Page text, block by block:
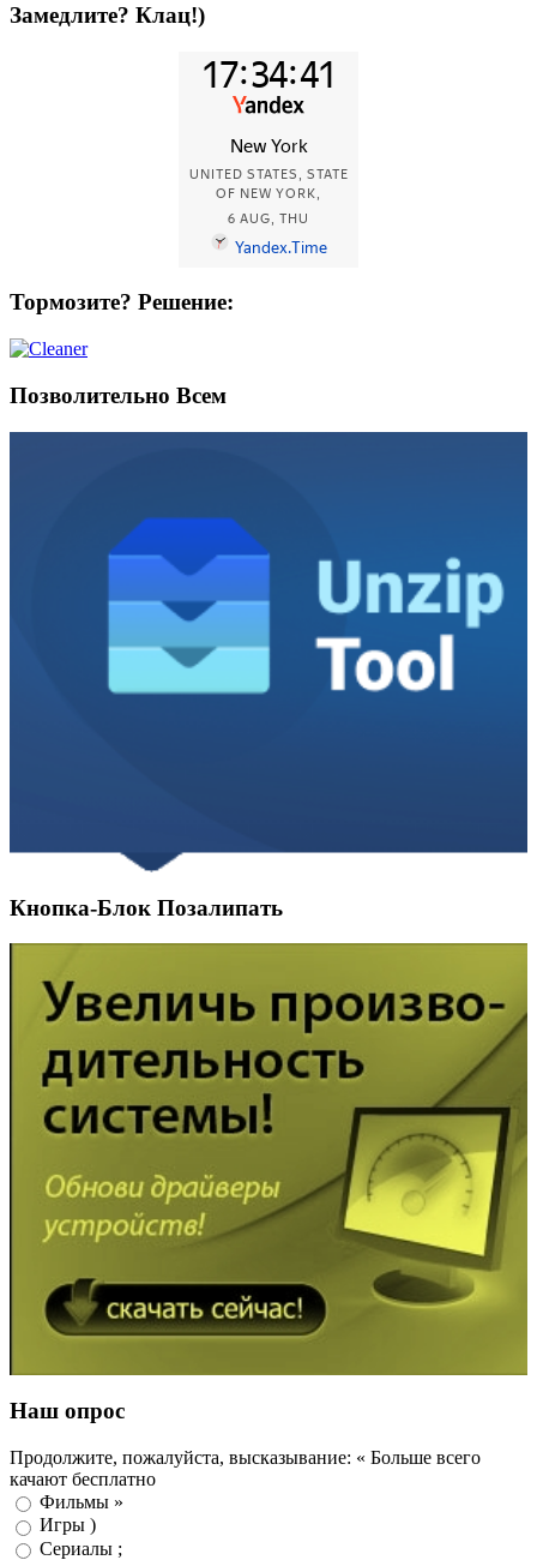
Замедлите? Клац!)
Тормозите? Решение:
Позволительно Всем
Кнопка-Блок Позалипать
Наш опрос
Продолжите, пожалуйста, высказывание: « Больше всего
качают бесплатно
Фильмы »
Игры )
Сериалы ;